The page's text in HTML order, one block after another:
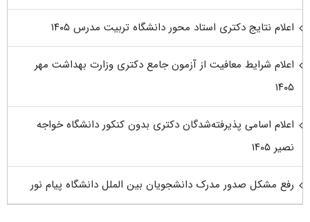
اعلام نتایج دکتری استاد محور دانشگاه تربیت مدرس ۱۴۰۵
اعلام شرایط معافیت از آزمون جامع دکتری وزارت بهداشت مهر
۱۴۰۵
اعلام اسامی پذیرفته‌شدگان دکتری بدون کنکور دانشگاه خواجه
نصیر ۱۴۰۵
رفع مشکل صدور مدرک دانشجویان بین الملل دانشگاه پیام نور